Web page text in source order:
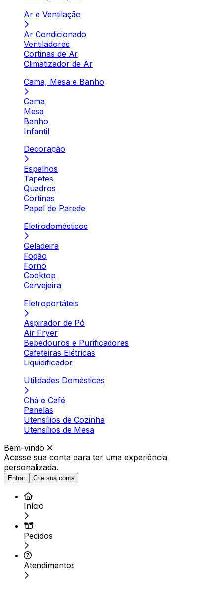
Ar e Ventilação
Ar Condicionado
Ventiladores
Cortinas de Ar
Climatizador de Ar
Cama, Mesa e Banho
Cama
Mesa
Banho
Infantil
Decoração
Espelhos
Tapetes
Quadros
Cortinas
Papel de Parede
Eletrodomésticos
Geladeira
Fogão
Forno
Cooktop
Cervejeira
Eletroportáteis
Aspirador de Pó
Air Fryer
Bebedouros e Purificadores
Cafeteiras Elétricas
Liquidificador
Utilidades Domésticas
Chá e Café
Panelas
Utensílios de Cozinha
Utensílios de Mesa
Bem-vindo
Acesse sua conta para ter uma experiência
personalizada.
Entrar Crie sua conta
Início
Pedidos
Atendimentos